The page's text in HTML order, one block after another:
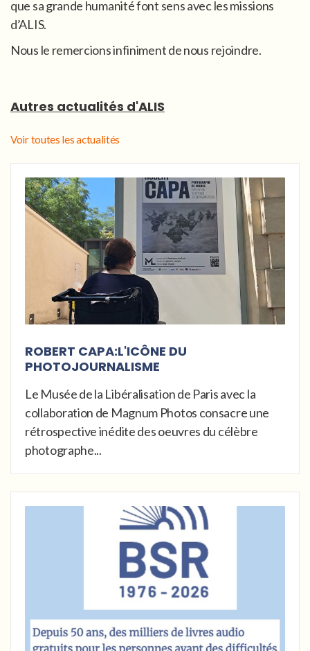
que sa grande humanité font sens avec les missions
d’ALIS.
Nous le remercions infiniment de nous rejoindre.
Autres actualités d'ALIS
Voir toutes les actualités
ROBERT CAPA:L'ICÔNE DU
PHOTOJOURNALISME
Le Musée de la Libéralisation de Paris avec la
collaboration de Magnum Photos consacre une
rétrospective inédite des oeuvres du célèbre
photographe...